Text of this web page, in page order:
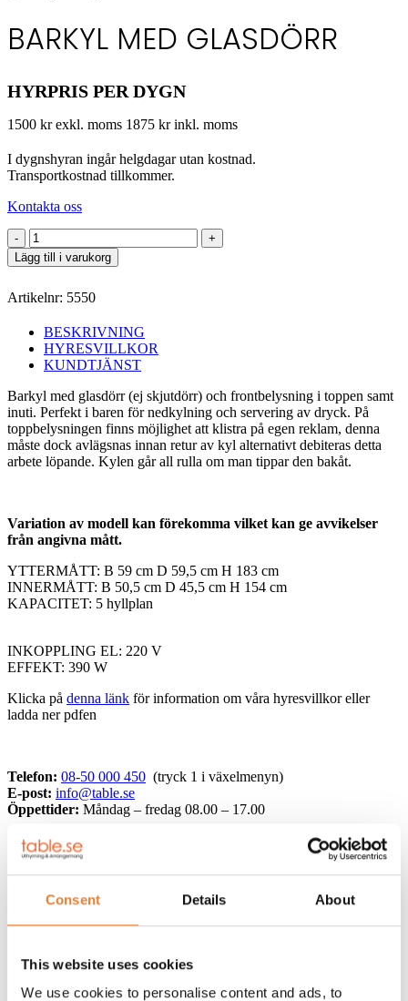
Consent Details About
This website uses cookies
We use cookies to personalise content and ads, to
BARKYL MED GLASDÖRR
HYRPRIS PER DYGN
1500 kr exkl. moms 1875 kr inkl. moms
I dygnshyran ingår helgdagar utan kostnad.
Transportkostnad tillkommer.
Kontakta oss
Barkyl
med
glasdörr
Lägg till i varukorg
Artikelnr: 5550
BESKRIVNING
HYRESVILLKOR
KUNDTJÄNST
Barkyl med glasdörr (ej skjutdörr) och frontbelysning i toppen samt
inuti. Perfekt i baren för nedkylning och servering av dryck. På
toppbelysningen finns möjlighet att klistra på egen reklam, denna
måste dock avlägsnas innan retur av kyl alternativt debiteras detta
arbete löpande. Kylen går all rulla om man tippar den bakåt.
Variation av modell kan förekomma vilket kan ge avvikelser
från angivna mått.
YTTERMÅTT: B 59 cm D 59,5 cm H 183 cm
INNERMÅTT: B 50,5 cm D 45,5 cm H 154 cm
KAPACITET: 5 hyllplan
INKOPPLING EL: 220 V
EFFEKT: 390 W
Klicka på denna länk för information om våra hyresvillkor eller
ladda ner pdfen
Telefon: 08-50 000 450 (tryck 1 i växelmenyn)
E-post: info@table.se
Öppettider: Måndag – fredag 08.00 – 17.00
RELATERADE PRODUKTER
Kioskcontainer 20 fot
Art nr.